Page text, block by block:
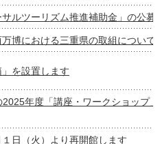
サルツーリズム推進補助金」の公募
博における三重県の取組について
」を設置します
年度「講座・ワークショップ
日（火）より再開館します